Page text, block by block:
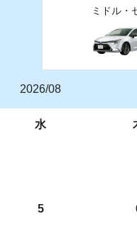
ミドル・
2026/08
水
5